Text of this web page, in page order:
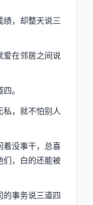
绩，却整天说三
爱在邻居之间说
。
私，就不怕别人
着没事干，总喜
们，白的还能被
的事务说三道四